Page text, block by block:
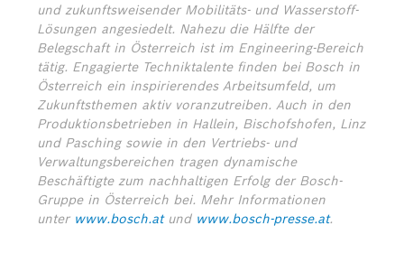
und zukunftsweisender Mobilitäts- und Wasserstoff-
Lösungen angesiedelt. Nahezu die Hälfte der
Belegschaft in Österreich ist im Engineering-Bereich
tätig. Engagierte Techniktalente finden bei Bosch in
Österreich ein inspirierendes Arbeitsumfeld, um
Zukunftsthemen aktiv voranzutreiben. Auch in den
Produktionsbetrieben in Hallein, Bischofshofen, Linz
und Pasching sowie in den Vertriebs- und
Verwaltungsbereichen tragen dynamische
Beschäftigte zum nachhaltigen Erfolg der Bosch-
Gruppe in Österreich bei. Mehr Informationen
unter www.bosch.atund www.bosch-presse.at.